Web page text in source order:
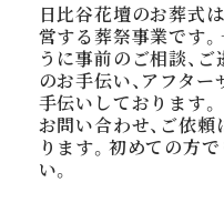
日比谷花壇のお葬式
営する葬祭事業です
うに事前のご相談、
のお手伝い、アフタ
手伝いしております。
お問い合わせ、ご依
ります。初めての方
い。